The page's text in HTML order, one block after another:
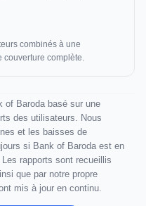
combinés à une
couverture complète.
of Baroda basé sur une
des utilisateurs. Nous
et les baisses de
si Bank of Baroda est en
rapports sont recueillis
que par notre propre
mis à jour en continu.